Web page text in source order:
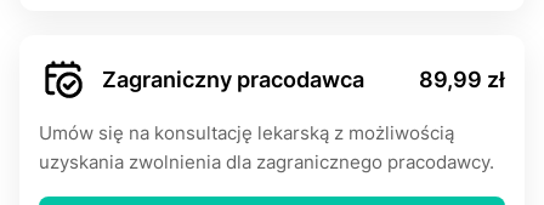
Zagraniczny pracodawca 89,99 zł
Umów się na konsultację lekarską z możliwością
uzyskania zwolnienia dla zagranicznego pracodawcy.